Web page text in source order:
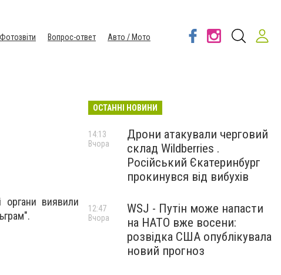
Фотозвіти Вопрос-ответ
Авто / Мото
органи виявили
ОСТАННІ НОВИНИ
Дрони атакували черговий
склад Wildberries .
Російський Єкатеринбург
прокинувся від вибухів
14:13
Вчора
WSJ - Путін може напасти
на НАТО вже восени:
розвідка США опублікувала
новий прогноз
12:47
Вчора